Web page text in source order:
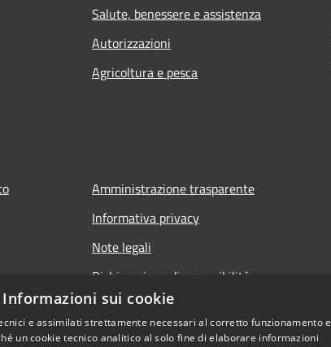
Salute, benessere e assistenza
Autorizzazioni
Agricoltura e pesca
Amministrazione trasparente
Informativa privacy
Note legali
Dichiarazione di accessibilità
Informazioni sui cookie
e assimilati strettamente necessari al corretto funzionamento e
un cookie tecnico analitico al solo fine di elaborare informazioni